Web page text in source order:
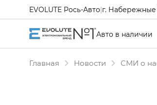
EVOLUTE Рось-Авто|г.
Авто в наличии
Главная Новости СМИ о